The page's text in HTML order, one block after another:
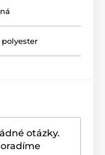
polyester
otázky.